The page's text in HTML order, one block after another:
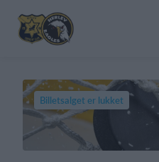
Billetsalget er lukket